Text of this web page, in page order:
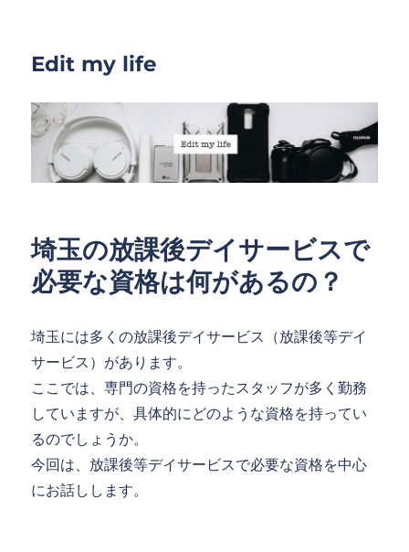
Edit my life
埼玉の放課後デイサービスで
必要な資格は何があるの？
埼玉には多くの放課後デイサービス（放課後等デイ
サービス）があります。
ここでは、専門の資格を持ったスタッフが多く勤務
していますが、具体的にどのような資格を持ってい
るのでしょうか。
今回は、放課後等デイサービスで必要な資格を中心
にお話しします。